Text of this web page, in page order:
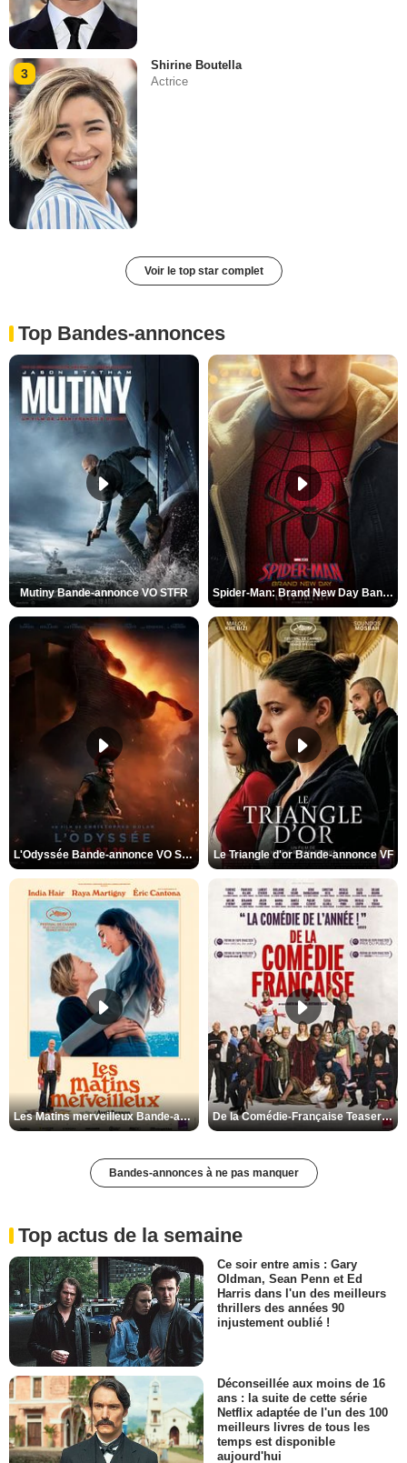
3
Shirine Boutella
Actrice
Voir le top star complet
Top Bandes-annonces
Mutiny Bande-annonce VO STFR Spider-Man: Brand New Day Bande-annonce VO STFR
L'Odyssée Bande-annonce VO STFR Le Triangle d'or Bande-annonce VF
Les Matins merveilleux Bande-annonce VF De la Comédie-Française Teaser VF
Bandes-annonces à ne pas manquer
Top actus de la semaine
Ce soir entre amis : Gary
Oldman, Sean Penn et Ed
Harris dans l'un des meilleurs
thrillers des années 90
injustement oublié !
Déconseillée aux moins de 16
ans : la suite de cette série
Netflix adaptée de l'un des 100
meilleurs livres de tous les
temps est disponible
aujourd'hui